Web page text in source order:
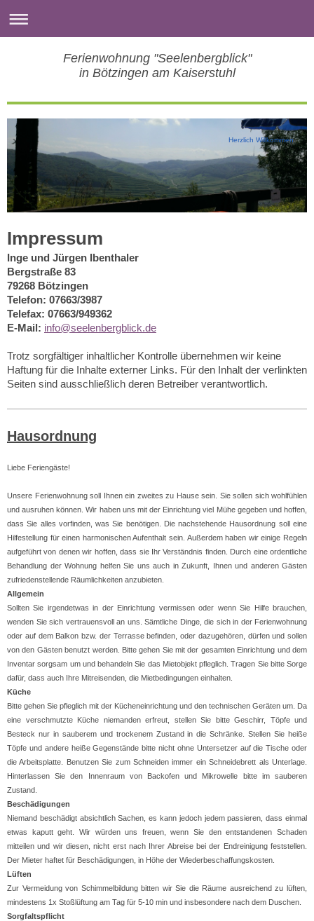
Ferienwohnung "Seelenbergblick"
in Bötzingen am Kaiserstuhl
Herzlich Willkommen
Impressum
Inge und Jürgen Ibenthaler
Bergstraße 83
79268 Bötzingen
Telefon: 07663/3987
Telefax: 07663/949362
E-Mail: info@seelenbergblick.de
Trotz sorgfältiger inhaltlicher Kontrolle übernehmen wir keine
Haftung für die Inhalte externer Links. Für den Inhalt der verlinkten
Seiten sind ausschließlich deren Betreiber verantwortlich.
Hausordnung
Liebe Feriengäste!
Unsere Ferienwohnung soll Ihnen ein zweites zu Hause sein. Sie sollen sich wohlfühlen
und ausruhen können. Wir haben uns mit der Einrichtung viel Mühe gegeben und hoffen,
dass Sie alles vorfinden, was Sie benötigen. Die nachstehende Hausordnung soll eine
Hilfestellung für einen harmonischen Aufenthalt sein. Außerdem haben wir einige Regeln
aufgeführt von denen wir hoffen, dass sie Ihr Verständnis finden. Durch eine ordentliche
Behandlung der Wohnung helfen Sie uns auch in Zukunft, Ihnen und anderen Gästen
zufriedenstellende Räumlichkeiten anzubieten.
Allgemein
Sollten Sie irgendetwas in der Einrichtung vermissen oder wenn Sie Hilfe brauchen,
wenden Sie sich vertrauensvoll an uns. Sämtliche Dinge, die sich in der Ferienwohnung
oder auf dem Balkon bzw. der Terrasse befinden, oder dazugehören, dürfen und sollen
von den Gästen benutzt werden. Bitte gehen Sie mit der gesamten Einrichtung und dem
Inventar sorgsam um und behandeln Sie das Mietobjekt pfleglich. Tragen Sie bitte Sorge
dafür, dass auch Ihre Mitreisenden, die Mietbedingungen einhalten.
Küche
Bitte gehen Sie pfleglich mit der Kücheneinrichtung und den technischen Geräten um. Da
eine verschmutzte Küche niemanden erfreut, stellen Sie bitte Geschirr, Töpfe und
Besteck nur in sauberem und trockenem Zustand in die Schränke. Stellen Sie heiße
Töpfe und andere heiße Gegenstände bitte nicht ohne Untersetzer auf die Tische oder
die Arbeitsplatte. Benutzen Sie zum Schneiden immer ein Schneidebrett als Unterlage.
Hinterlassen Sie den Innenraum von Backofen und Mikrowelle bitte im sauberen
Zustand.
Beschädigungen
Niemand beschädigt absichtlich Sachen, es kann jedoch jedem passieren, dass einmal
etwas kaputt geht. Wir würden uns freuen, wenn Sie den entstandenen Schaden
mitteilen und wir diesen, nicht erst nach Ihrer Abreise bei der Endreinigung feststellen.
Der Mieter haftet für Beschädigungen, in Höhe der Wiederbeschaffungskosten.
Lüften
Zur Vermeidung von Schimmelbildung bitten wir Sie die Räume ausreichend zu lüften,
mindestens 1x Stoßlüftung am Tag für 5-10 min und insbesondere nach dem Duschen.
Sorgfaltspflicht